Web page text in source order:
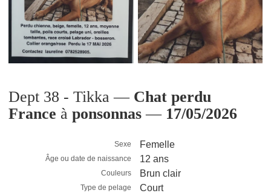
Dept 38 - Tikka — Chat perdu
France à ponsonnas — 17/05/2026
Sexe Femelle
Âge ou date de naissance 12 ans
Couleurs Brun clair
Type de pelage Court